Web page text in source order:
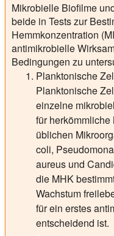
Mikrobielle Biofilme
beide in Tests zur
Hemmkonzentration
antimikrobielle
Bedingungen zu
Planktonische
Planktonische
einzelne
für herkömmliche
üblichen
coli,
aureus und
die MHK
Wachstum
für ein erstes
entscheidend ist.